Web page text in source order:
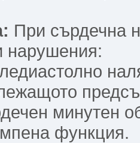
При сърдечна
нарушения:
минутен
функция.